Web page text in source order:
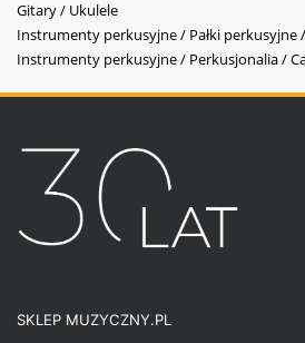
Gitary / Ukulele
Instrumenty perkusyjne / Pałki perkusyjne
Instrumenty perkusyjne / Perkusjonalia /
SKLEP MUZYCZNY.PL